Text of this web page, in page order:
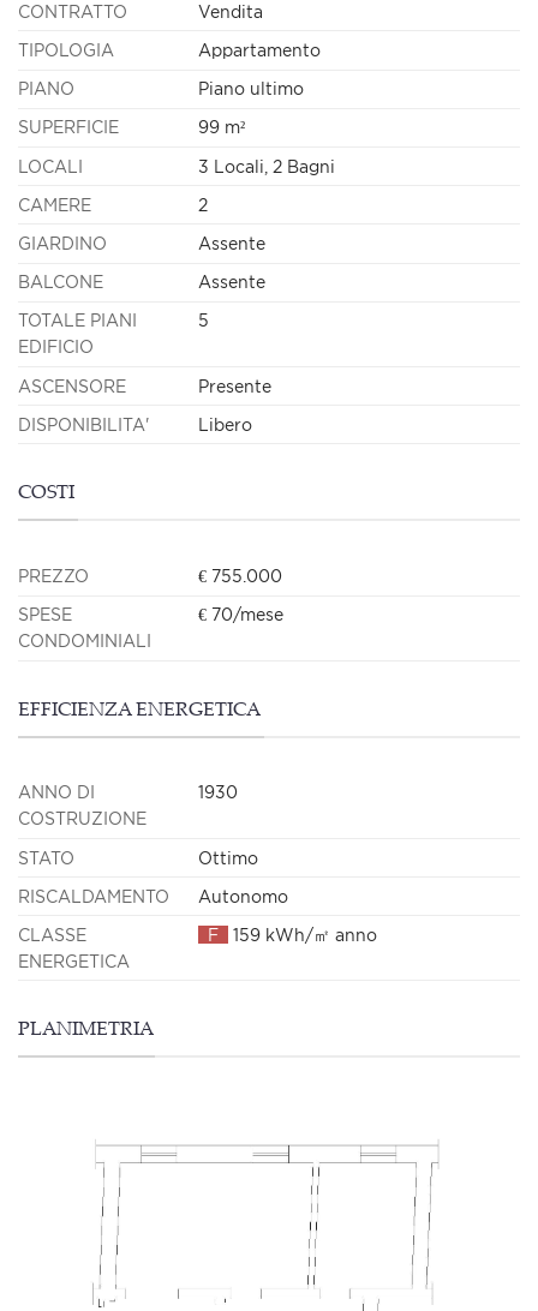
CONTRATTO Vendita
TIPOLOGIA Appartamento
PIANO Piano ultimo
SUPERFICIE 99 m²
LOCALI 3 Locali, 2 Bagni
CAMERE 2
GIARDINO Assente
BALCONE Assente
TOTALE PIANI
EDIFICIO
5
ASCENSORE Presente
DISPONIBILITA' Libero
COSTI
PREZZO € 755.000
SPESE
CONDOMINIALI
€ 70/mese
EFFICIENZA ENERGETICA
ANNO DI
COSTRUZIONE
1930
STATO Ottimo
RISCALDAMENTO Autonomo
CLASSE
ENERGETICA
F 159 kWh/㎡ anno
PLANIMETRIA